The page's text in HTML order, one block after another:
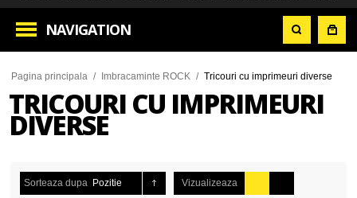
NAVIGATION
Pagina principala / Imbracaminte ROCK / Tricouri cu imprimeuri diverse
TRICOURI CU IMPRIMEURI
DIVERSE
Sorteaza dupa Pozitie Vizualizeaza